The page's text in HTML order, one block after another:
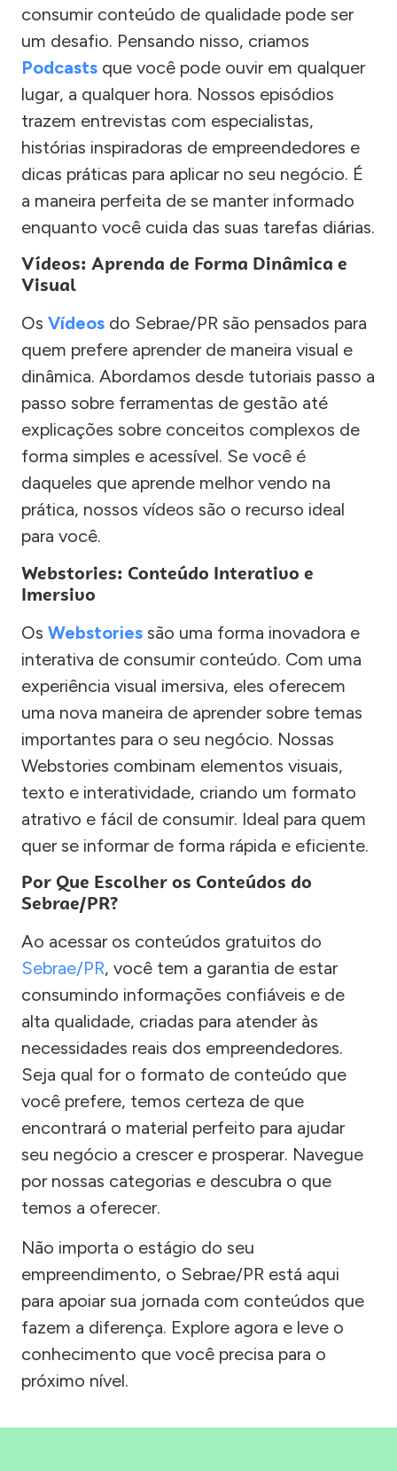
consumir conteúdo de qualidade pode ser
um desafio. Pensando nisso, criamos
Podcasts que você pode ouvir em qualquer
lugar, a qualquer hora. Nossos episódios
trazem entrevistas com especialistas,
histórias inspiradoras de empreendedores e
dicas práticas para aplicar no seu negócio. É
a maneira perfeita de se manter informado
enquanto você cuida das suas tarefas diárias.
Vídeos: Aprenda de Forma Dinâmica e
Visual
Os Vídeos do Sebrae/PR são pensados para
quem prefere aprender de maneira visual e
dinâmica. Abordamos desde tutoriais passo a
passo sobre ferramentas de gestão até
explicações sobre conceitos complexos de
forma simples e acessível. Se você é
daqueles que aprende melhor vendo na
prática, nossos vídeos são o recurso ideal
para você.
Webstories: Conteúdo Interativo e
Imersivo
Os Webstories são uma forma inovadora e
interativa de consumir conteúdo. Com uma
experiência visual imersiva, eles oferecem
uma nova maneira de aprender sobre temas
importantes para o seu negócio. Nossas
Webstories combinam elementos visuais,
texto e interatividade, criando um formato
atrativo e fácil de consumir. Ideal para quem
quer se informar de forma rápida e eficiente.
Por Que Escolher os Conteúdos do
Sebrae/PR?
Ao acessar os conteúdos gratuitos do
Sebrae/PR, você tem a garantia de estar
consumindo informações confiáveis e de
alta qualidade, criadas para atender às
necessidades reais dos empreendedores.
Seja qual for o formato de conteúdo que
você prefere, temos certeza de que
encontrará o material perfeito para ajudar
seu negócio a crescer e prosperar. Navegue
por nossas categorias e descubra o que
temos a oferecer.
Não importa o estágio do seu
empreendimento, o Sebrae/PR está aqui
para apoiar sua jornada com conteúdos que
fazem a diferença. Explore agora e leve o
conhecimento que você precisa para o
próximo nível.